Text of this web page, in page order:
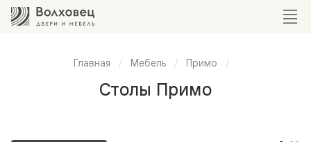
Главная Мебель Примо
Столы Примо